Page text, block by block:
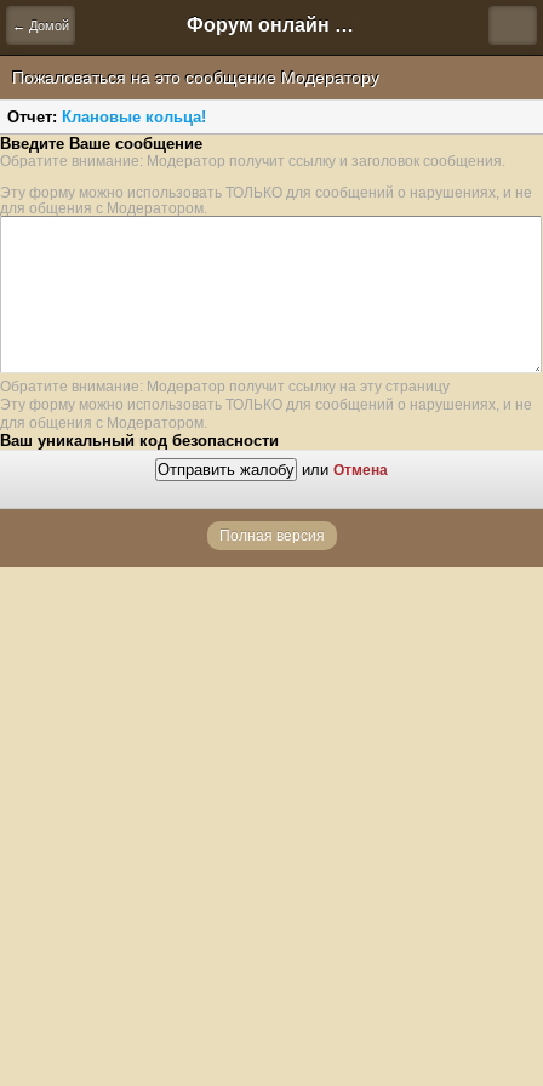
← Домой Форум онлайн игры "Новая Эра" (Нюра Биз)
Пожаловаться на это сообщение Модератору
Отчет: Клановые кольца!
Введите Ваше сообщение
Обратите внимание: Модератор получит ссылку и заголовок сообщения.
Эту форму можно использовать ТОЛЬКО для сообщений о нарушениях, и не
для общения с Модератором.
Обратите внимание: Модератор получит ссылку на эту страницу
Эту форму можно использовать ТОЛЬКО для сообщений о нарушениях, и не
для общения с Модератором.
Ваш уникальный код безопасности
или Отмена
Полная версия